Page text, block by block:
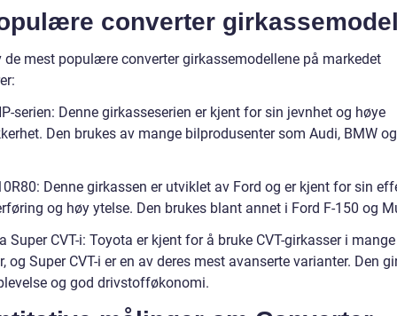
converter
de mest populære converter girkassemodellene på markedet
serien: Denne girkasseserien er kjent for sin jevnhet og høye
Den brukes av mange bilprodusenter som Audi, BMW
Denne girkassen er utviklet av Ford og er kjent for sin
og høy ytelse. Den brukes blant annet i Ford F-150 og
Super CVT-i: Toyota er kjent for å bruke CVT-girkasser i
og Super CVT-i er en av deres mest avanserte varianter. Den
og god drivstofføkonomi.